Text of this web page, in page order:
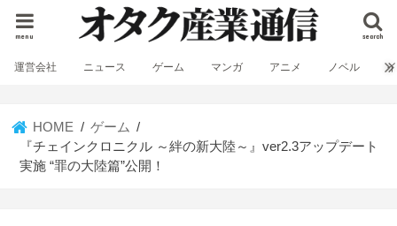
search
menu
運営会社 ニュース ゲーム マンガ アニメ ノベル
HOME
ゲーム
『チェインクロニクル ～絆の新大陸～』ver2.3アップデート
実施 “罪の大陸篇”公開！